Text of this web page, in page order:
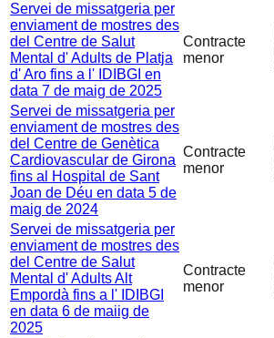
Servei de missatgeria per
enviament de mostres des
del Centre de Salut
Mental d' Adults de Platja
d' Aro fins a l' IDIBGI en
data 7 de maig de 2025
Contracte
menor
Servei de missatgeria per
enviament de mostres des
del Centre de Genètica
Cardiovascular de Girona
fins al Hospital de Sant
Joan de Déu en data 5 de
maig de 2024
Contracte
menor
Servei de missatgeria per
enviament de mostres des
del Centre de Salut
Mental d' Adults Alt
Empordà fins a l' IDIBGI
en data 6 de maiig de
2025
Contracte
menor